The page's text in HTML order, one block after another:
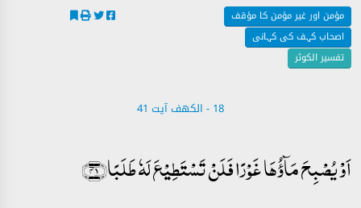
مؤمن اور غیر مؤمن کا مؤقف
اصحاب کہف کی کہانی
تفسیر الکوثر
18 - ‎الكهف آیت 41
اَوۡ یُصۡبِحَ مَآؤُہَا غَوۡرًا فَلَنۡ تَسۡتَطِیۡعَ لَہٗ طَلَبًا﴿۴۱﴾